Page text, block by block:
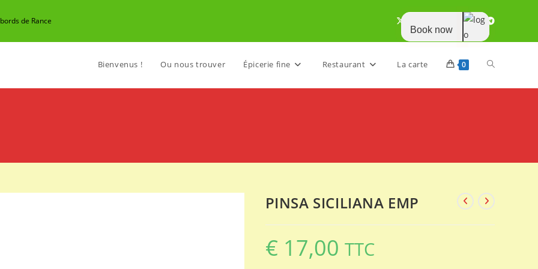
de Rance
Bienvenus ! Ou nous trouver Épicerie fine Restaurant La carte 0 Toggle
PINSA SICILIANA EMP
€ 17,00 TTC
Book now